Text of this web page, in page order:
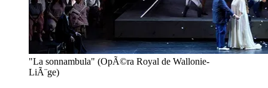
"La sonnambula" (OpÃ©ra Royal de Wallonie-
LiÃ¨ge)